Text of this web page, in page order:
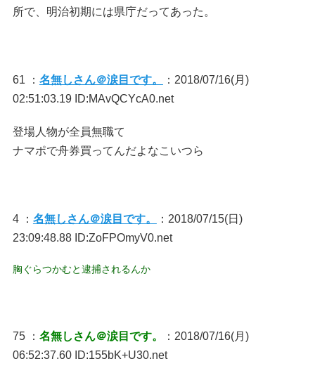
所で、明治初期には県庁だってあった。
61 ： 名無しさん＠涙目です。
：2018/07/16(月)
02:51:03.19 ID:MAvQCYcA0.net
登場人物が全員無職て
ナマポで舟券買ってんだよなこいつら
4 ： 名無しさん＠涙目です。
：2018/07/15(日)
23:09:48.88 ID:ZoFPOmyV0.net
胸ぐらつかむと逮捕されるんか
75 ： 名無しさん＠涙目です。
：2018/07/16(月)
06:52:37.60 ID:155bK+U30.net